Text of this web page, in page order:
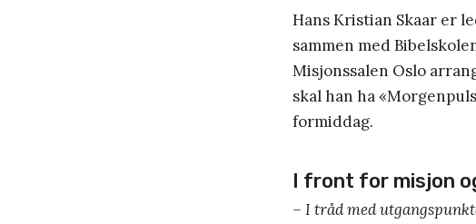
Hans Kristian Skaar er
sammen med
Misjonssalen Oslo
skal han ha
formiddag.
I front for misjon
– I tråd med